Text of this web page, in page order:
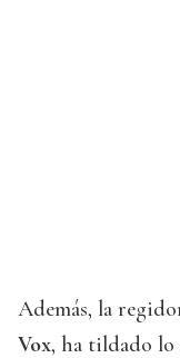
Además, la
Vox, ha tildado lo